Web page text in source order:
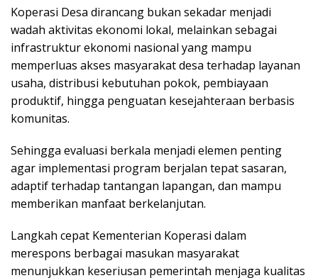
Koperasi Desa dirancang bukan sekadar menjadi
wadah aktivitas ekonomi lokal, melainkan sebagai
infrastruktur ekonomi nasional yang mampu
memperluas akses masyarakat desa terhadap layanan
usaha, distribusi kebutuhan pokok, pembiayaan
produktif, hingga penguatan kesejahteraan berbasis
komunitas.
Sehingga evaluasi berkala menjadi elemen penting
agar implementasi program berjalan tepat sasaran,
adaptif terhadap tantangan lapangan, dan mampu
memberikan manfaat berkelanjutan.
Langkah cepat Kementerian Koperasi dalam
merespons berbagai masukan masyarakat
menunjukkan keseriusan pemerintah menjaga kualitas